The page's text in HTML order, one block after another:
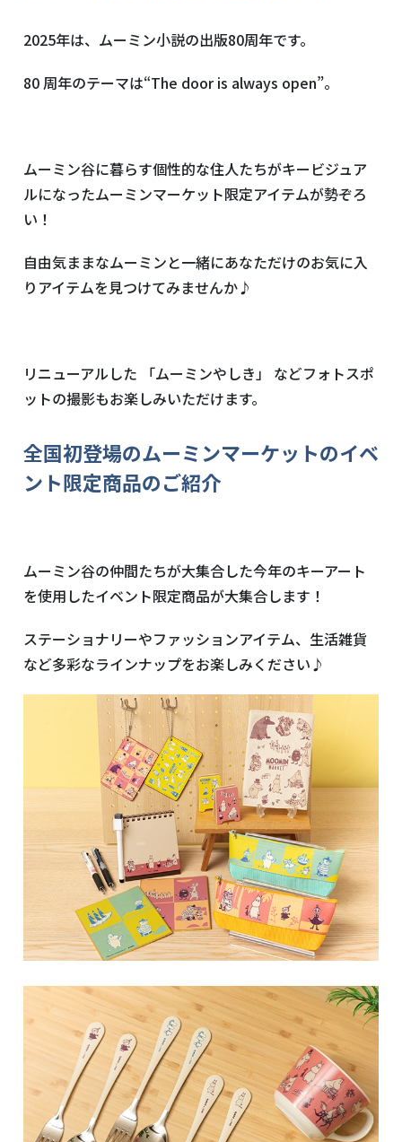
2025年は、ムーミン小説の出版80周年です。
80 周年のテーマは“The door is always open”。
ムーミン谷に暮らす個性的な住人たちがキービジュア
ルになったムーミンマーケット限定アイテムが勢ぞろ
い！
自由気ままなムーミンと一緒にあなただけのお気に入
りアイテムを見つけてみませんか♪
リニューアルした 「ムーミンやしき」 などフォトスポ
ットの撮影もお楽しみいただけます。
全国初登場のムーミンマーケットのイベ
ント限定商品のご紹介
ムーミン谷の仲間たちが大集合した今年のキーアート
を使用したイベント限定商品が大集合します！
ステーショナリーやファッションアイテム、生活雑貨
など多彩なラインナップをお楽しみください♪